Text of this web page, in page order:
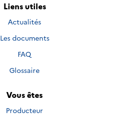
Liens utiles
Actualités
Les documents
FAQ
Glossaire
Vous êtes
Producteur